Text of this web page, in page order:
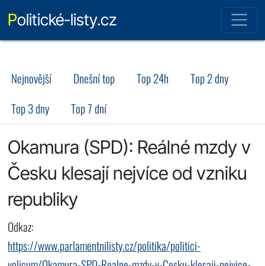
Politické-listy.cz
Nejnovější Dnešní top Top 24h
Top 2 dny
Top 3 dny
Top 7 dní
Okamura (SPD): Reálné mzdy v
Česku klesají nejvíce od vzniku
republiky
Odkaz:
https://www.parlamentnilisty.cz/politika/politici-